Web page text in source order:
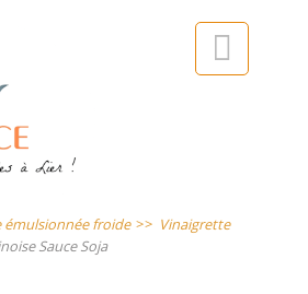

émulsionnée froide >> Vinaigrette
Sauce Soja